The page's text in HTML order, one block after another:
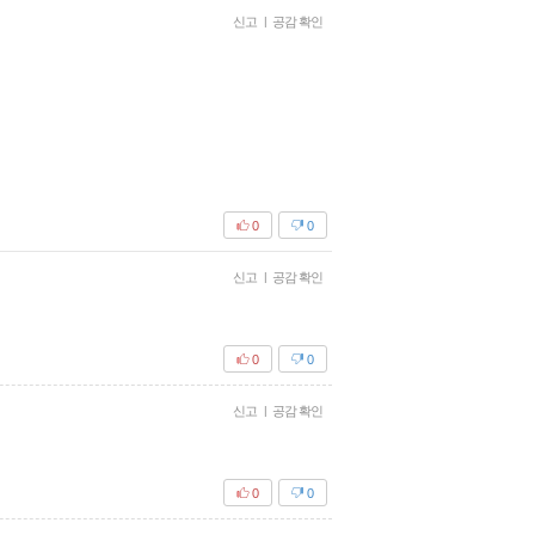
신고 | 공감 확인
0
0
신고 | 공감 확인
0
0
신고 | 공감 확인
0
0